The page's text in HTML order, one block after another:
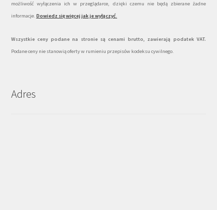
możliwość wyłączenia ich w przeglądarce, dzięki czemu nie będą zbierane żadne
informacje. Dowiedz się więcej jak je wyłączyć.
Wszystkie ceny podane na stronie są cenami brutto, zawierają podatek VAT.
Podane ceny nie stanowią oferty w rumieniu przepisów kodeksu cywilnego.
Adres